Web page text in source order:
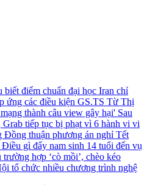
biết điểm chuẩn đại học Iran chỉ
ứng các điều kiện GS.TS Từ Thị
thành câu view gây hại' Sau
tiếp tục bị phạt vì 6 hành vi vi
Đồng thuận phương án nghỉ Tết
Điều gì đẩy nam sinh 14 tuổi đến vụ
trường hợp ‘cò mồi’, chèo kéo
tổ chức nhiều chương trình nghệ